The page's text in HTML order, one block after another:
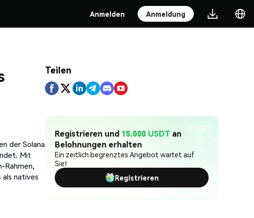
Anmelden Anmeldung
der Solana
Mit
Rahmen,
natives
Teilen
Registrieren und 15.000 USDT an
Belohnungen erhalten
Ein zeitlich begrenztes Angebot wartet auf
Sie!
Registrieren